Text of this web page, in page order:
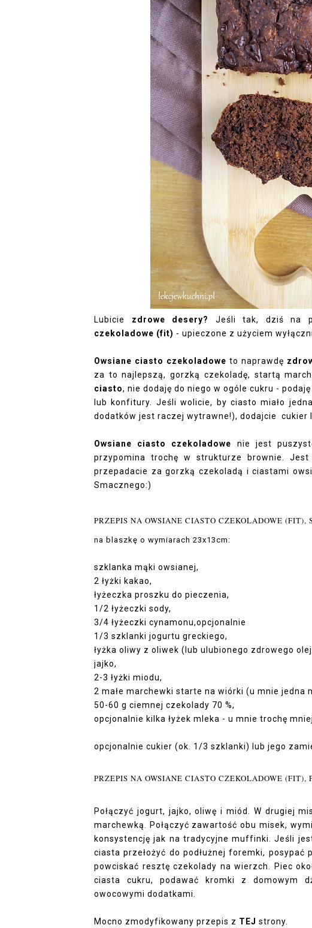
Lubicie zdrowe desery? Jeśli tak, dziś na
czekoladowe (fit) - upieczone z użyciem
Owsiane ciasto czekoladowe to naprawdę
za to najlepszą, gorzką czekoladę, startą
ciasto, nie dodaję do niego w ogóle cukru -
lub konfitury. Jeśli wolicie, by ciasto miało
dodatków jest raczej wytrawne!), dodajcie cukier
Owsiane ciasto czekoladowe nie jest
przypomina trochę w strukturze brownie.
przepadacie za gorzką czekoladą i ciastami
Smacznego:)
PRZEPIS NA OWSIANE CIASTO CZEKOLADOWE (FIT),
na blaszkę o wymiarach 23x13cm:
szklanka mąki owsianej,
2 łyżki kakao,
łyżeczka proszku do pieczenia,
1/2 łyżeczki sody,
3/4 łyżeczki cynamonu,opcjonalnie
1/3 szklanki jogurtu greckiego,
łyżka oliwy z oliwek (lub ulubionego zdrowego
jajko,
2-3 łyżki miodu,
2 małe marchewki starte na wiórki (u mnie jedna
50-60 g ciemnej czekolady 70 %,
opcjonalnie kilka łyżek mleka - u mnie trochę
opcjonalnie cukier (ok. 1/3 szklanki) lub jego
PRZEPIS NA OWSIANE CIASTO CZEKOLADOWE (FIT),
Połączyć jogurt, jajko, oliwę i miód. W drugiej
marchewką. Połączyć zawartość obu misek,
konsystencję jak na tradycyjne muffinki. Jeśli
ciasta przełożyć do podłużnej foremki, posypać
powciskać resztę czekolady na wierzch. Piec
ciasta cukru, podawać kromki z domowym
owocowymi dodatkami.
Mocno zmodyfikowany przepis z TEJ strony.